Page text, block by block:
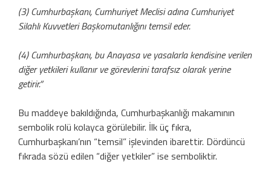
(3) Cumhurbaşkanı, Cumhuriyet Meclisi adına Cumhuriyet
Silahlı Kuvvetleri Başkomutanlığını temsil eder.
(4) Cumhurbaşkanı, bu Anayasa ve yasalarla kendisine verilen
diğer yetkileri kullanır ve görevlerini tarafsız olarak yerine
getirir.”
Bu maddeye bakıldığında, Cumhurbaşkanlığı makamının
sembolik rolü kolayca görülebilir. İlk üç fıkra,
Cumhurbaşkanı’nın “temsil” işlevinden ibarettir. Dördüncü
fıkrada sözü edilen “diğer yetkiler” ise semboliktir.